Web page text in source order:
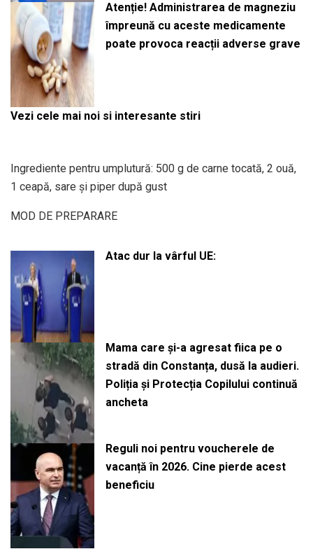
Atenție! Administrarea de magneziu
împreună cu aceste medicamente
poate provoca reacții adverse grave
Vezi cele mai noi si interesante stiri
Ingrediente pentru umplutură: 500 g de carne tocată, 2 ouă,
1 ceapă, sare și piper după gust
MOD DE PREPARARE
Atac dur la vârful UE:
Mama care și-a agresat fiica pe o
stradă din Constanța, dusă la audieri.
Poliția și Protecția Copilului continuă
ancheta
Reguli noi pentru voucherele de
vacanță în 2026. Cine pierde acest
beneficiu